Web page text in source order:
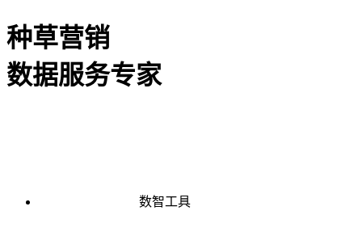
种草营销
数据服务专家
数智工具